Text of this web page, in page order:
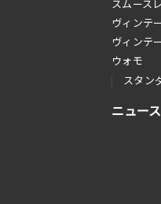
スムース
ヴィンテ
ヴィンテ
ウォモ
スタン
ニュース